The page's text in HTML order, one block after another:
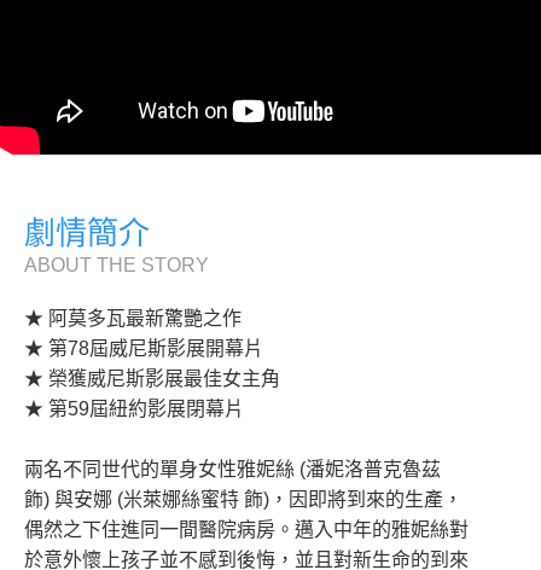
劇情簡介
ABOUT THE STORY
★ 阿莫多瓦最新驚艷之作
★ 第78屆威尼斯影展開幕片
★ 榮獲威尼斯影展最佳女主角
★ 第59屆紐約影展閉幕片
兩名不同世代的單身女性雅妮絲 (潘妮洛普克魯茲
飾) 與安娜 (米萊娜絲蜜特 飾)，因即將到來的生產，
偶然之下住進同一間醫院病房。邁入中年的雅妮絲對
於意外懷上孩子並不感到後悔，並且對新生命的到來